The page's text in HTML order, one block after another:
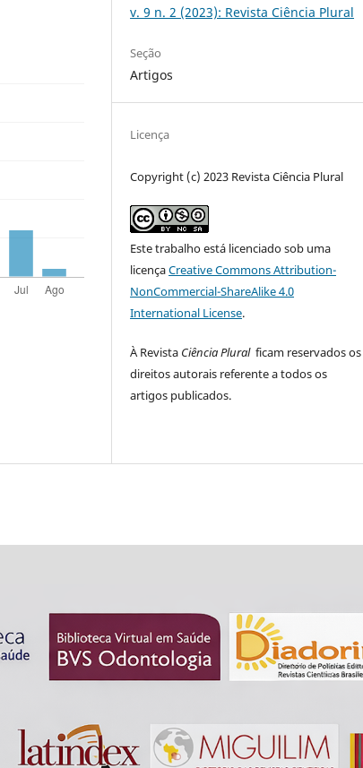
v. 9 n. 2 (2023): Revista Ciência Plural
Seção
Artigos
Licença
Copyright (c) 2023 Revista Ciência Plural
Este trabalho está licenciado sob uma
licençaCreative Commons Attribution-
NonCommercial-ShareAlike 4.0
International License.
À Revista Ciência Pluralficam reservados os
direitos autorais referente a todos os
artigos publicados.